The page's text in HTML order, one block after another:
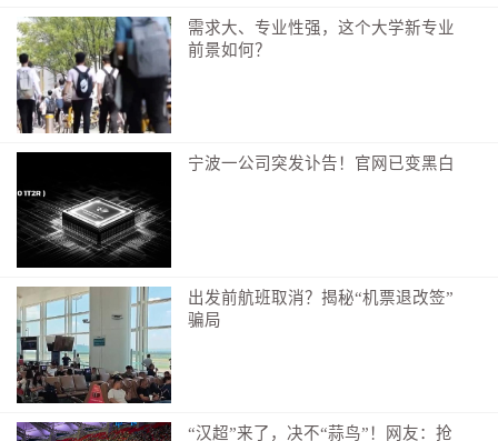
需求大、专业性强，这个大学新专业
前景如何？
宁波一公司突发讣告！官网已变黑白
出发前航班取消？揭秘“机票退改签”
骗局
“汉超”来了，决不“蒜鸟”！网友：抢